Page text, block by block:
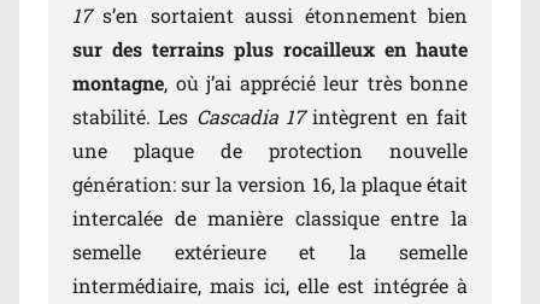
17s’en sortaient aussi étonnement bien
sur des terrains plus rocailleux en haute
montagne, où j’ai apprécié leur très bonne
stabilité. Les Cascadia 17intègrent en fait
une plaque de protection nouvelle
génération: sur la version 16, la plaque était
intercalée de manière classique entre la
semelle extérieure et la semelle
intermédiaire, mais ici, elle est intégrée à